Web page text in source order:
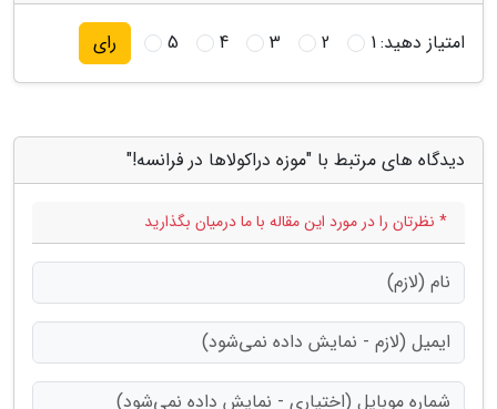
امتیاز دهید:1
2
3
4
5 رای
دیدگاه های مرتبط با "موزه دراکولاها در فرانسه!"
* نظرتان را در مورد این مقاله با ما درمیان بگذارید